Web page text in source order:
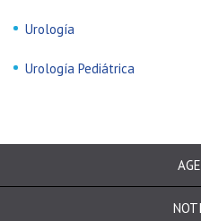
Urología
Urología Pediátrica